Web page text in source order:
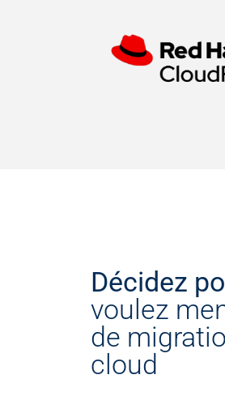
Décidez
voulez
de
cloud